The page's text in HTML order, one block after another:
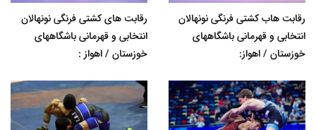
رقابت هاب کشتی فرنگی نونهالان
انتخابی و قهرمانی باشگاههای
خوزستان / اهواز:
رقابت های کشتی فرنگی نونهالان
انتخابی و قهرمانی باشگاههای
خوزستان / اهواز :